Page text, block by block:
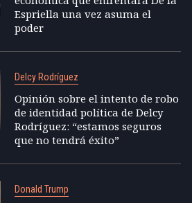
Espriella una vez asuma el
poder
Delcy Rodríguez
Opinión sobre el intento de robo
de identidad política de Delcy
Rodríguez: “estamos seguros
que no tendrá éxito”
Donald Trump